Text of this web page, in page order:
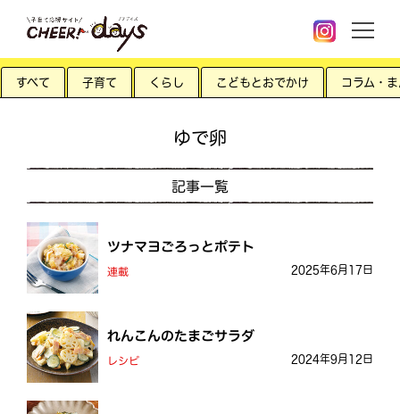
すべて 子育て くらし こどもとおでかけ コラム・
ゆで卵
記事一覧
ツナマヨごろっとポテト
連載 2025年6月17日
れんこんのたまごサラダ
レシピ 2024年9月12日